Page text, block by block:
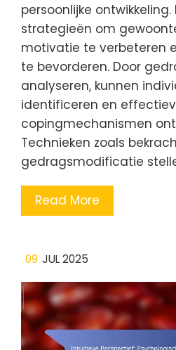
persoonlijke
strategieën om
motivatie te verbeteren
te bevorderen. Door
analyseren, kunnen
identificeren en
copingmechanismen
Technieken zoals
gedragsmodificatie
Read More
09 JUL 2025